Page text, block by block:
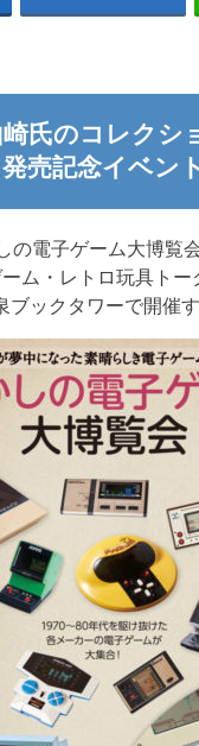
氏のコレクシ
売記念イベント
の電子ゲーム大博覧
ム・レトロ玩具ト
ックタワーで開催す